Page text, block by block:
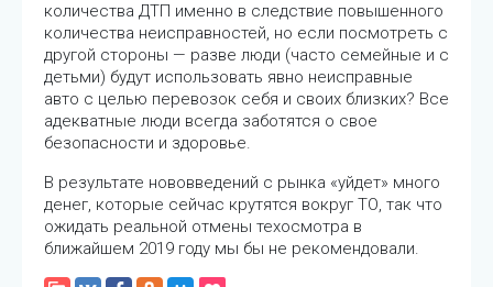
количества ДТП именно в следствие повышенного
количества неисправностей, но если посмотреть с
другой стороны — разве люди (часто семейные и с
детьми) будут использовать явно неисправные
авто с целью перевозок себя и своих близких? Все
адекватные люди всегда заботятся о свое
безопасности и здоровье.
В результате нововведений с рынка «уйдет» много
денег, которые сейчас крутятся вокруг ТО, так что
ожидать реальной отмены техосмотра в
ближайшем 2019 году мы бы не рекомендовали.